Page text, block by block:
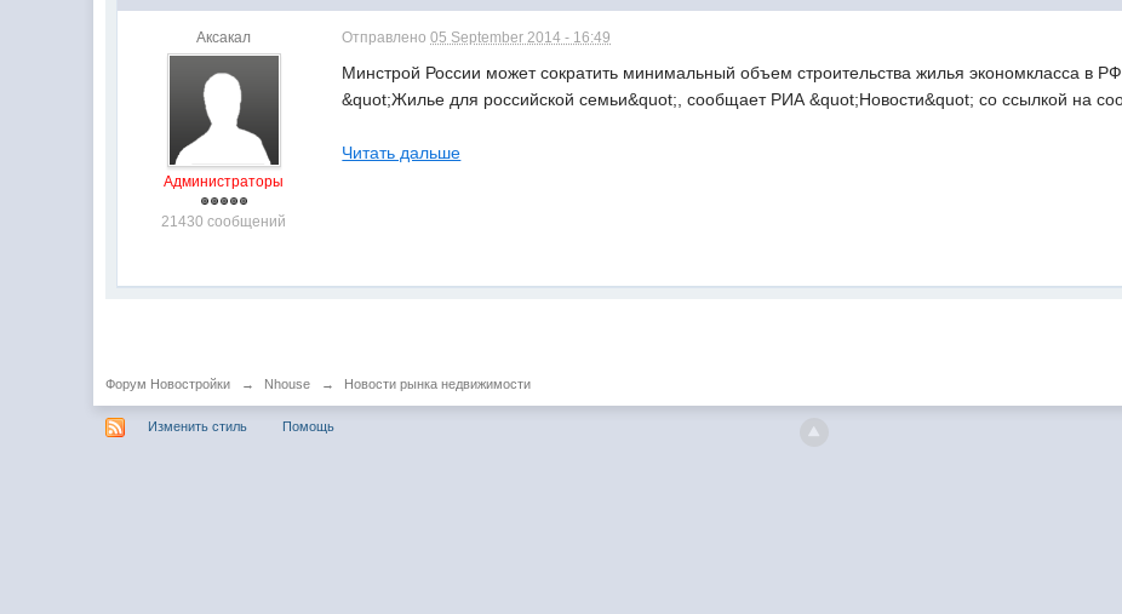
Аксакал
Администраторы
21430 сообщений
Отправлено05 September 2014 - 16:49
Минстрой России может сократить минимальный объем строительства жилья экономкласса в
&quot;Жилье для российской семьи&quot;, сообщает РИА &quot;Новости&quot; со ссылкой на
Читать дальше
Форум Новостройки → Nhouse → Новости рынка недвижимости
Изменить стиль Помощь